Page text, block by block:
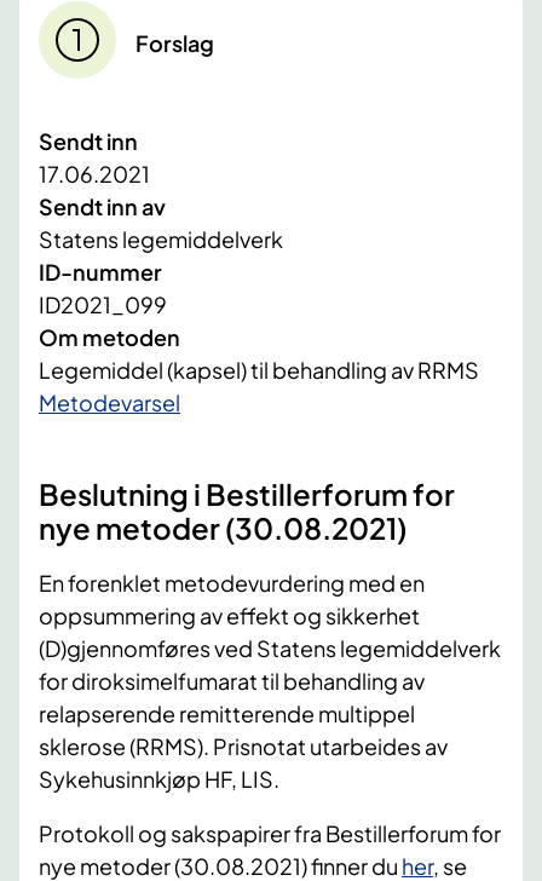
Forslag
Sendt inn
17.06.2021
Sendt inn av
Statens legemiddelverk
ID-nummer
ID2021_099
Om metoden
Legemiddel (kapsel) til behandling av RRMS
​Metodevarsel
Beslutning i Bestillerforum for
nye metoder (30.08.2021)
En forenklet metodevurdering med en
oppsummering av effekt og sikkerhet
(D)gjennomføres ved Statens legemiddelverk
for diroksimelfumarat til behandling av
relapserende remitterende multippel
sklerose (RRMS). Prisnotat utarbeides av
Sykehusinnkjøp HF, LIS.
Protokoll og sakspapirer fra Bestillerforum for
nye metoder (30.08.2021) finner du her​, se